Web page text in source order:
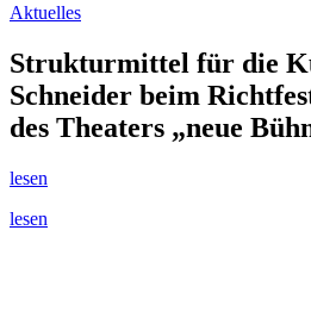
Aktuelles
Strukturmittel für die
Schneider beim
des Theaters „neue
lesen
lesen